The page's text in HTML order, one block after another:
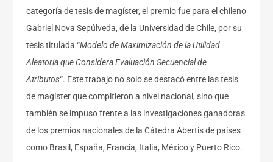
categoría de tesis de magíster, el premio fue para el chileno
Gabriel Nova Sepúlveda, de la Universidad de Chile, por su
tesis titulada “Modelo de Maximización de la Utilidad
Aleatoria que Considera Evaluación Secuencial de
Atributos“. Este trabajo no solo se destacó entre las tesis
de magíster que compitieron a nivel nacional, sino que
también se impuso frente a las investigaciones ganadoras
de los premios nacionales de la Cátedra Abertis de países
como Brasil, España, Francia, Italia, México y Puerto Rico.